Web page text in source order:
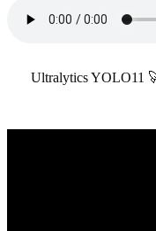
Ultralytics YOLO11